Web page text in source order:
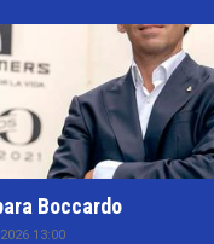
Boccardo
13:00